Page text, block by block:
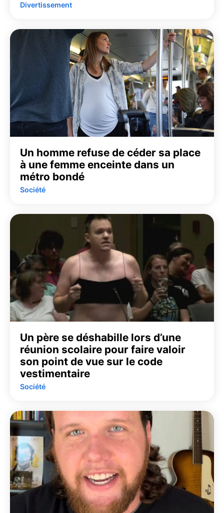
Divertissement
Un homme refuse de céder sa place
à une femme enceinte dans un
métro bondé
Société
Un père se déshabille lors d’une
réunion scolaire pour faire valoir
son point de vue sur le code
vestimentaire
Société